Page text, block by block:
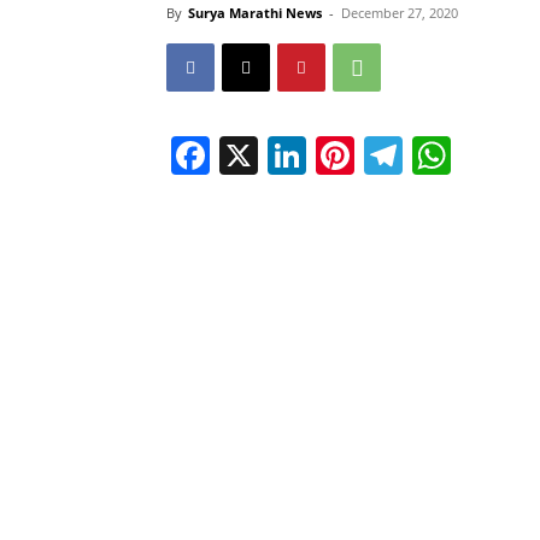
By Surya Marathi News - December 27, 2020
Facebook
X LinkedIn
Pinterest